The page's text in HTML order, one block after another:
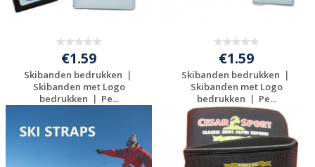
€1.59
Skibanden bedrukken ｜
Skibanden met Logo
bedrukken ｜ Pe...
aanvragen
€1.59
Skibanden bedrukken ｜
Skibanden met Logo
bedrukken ｜ Pe...
Gratis offerte
aanvragen